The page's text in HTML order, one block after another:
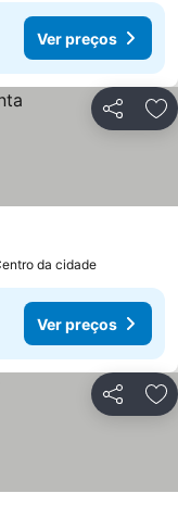
Ver preços
Partilhar
da cidade
Ver preços
Partilhar